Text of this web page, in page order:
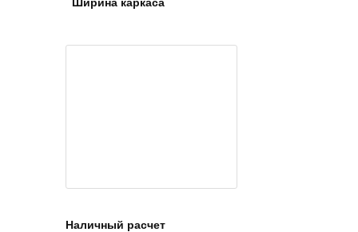
Наличный расчет